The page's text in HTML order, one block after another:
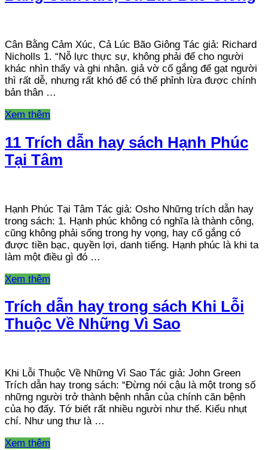
Cân Bằng Cảm Xúc, Cả Lúc Bão Giông Tác giả: Richard
Nicholls 1. “Nỗ lực thực sự, không phải để cho người
khác nhìn thấy và ghi nhận. giả vờ cố gắng để gạt người
thì rất dễ, nhưng rất khó để có thể phỉnh lừa được chính
bản thân …
Xem thêm
11 Trích dẫn hay sách Hạnh Phúc
Tại Tâm
Hạnh Phúc Tại Tâm Tác giả: Osho Những trích dẫn hay
trong sách: 1. Hạnh phúc không có nghĩa là thành công,
cũng không phải sống trong hy vọng, hay cố gắng có
được tiền bạc, quyền lợi, danh tiếng. Hạnh phúc là khi ta
làm một điều gì đó …
Xem thêm
Trích dẫn hay trong sách Khi Lỗi
Thuộc Về Những Vì Sao
Khi Lỗi Thuộc Về Những Vì Sao Tác giả: John Green
Trích dẫn hay trong sách: “Đừng nói cậu là một trong số
những người trở thành bệnh nhân của chính căn bệnh
của họ đấy. Tớ biết rất nhiều người như thế. Kiểu nhụt
chí. Như ung thư là …
Xem thêm